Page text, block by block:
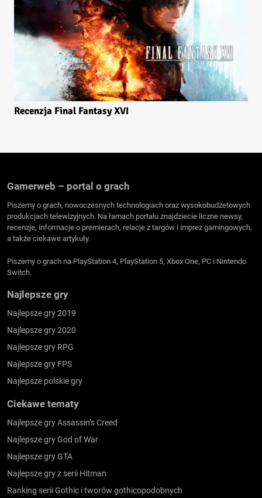
Recenzja Final Fantasy XVI
Gamerweb – portal o grach
Piszemy o grach, nowoczesnych technologiach oraz wysokobudżetowych
produkcjach telewizyjnych. Na łamach portalu znajdziecie liczne newsy,
recenzje, informacje o premierach, relacje z targów i imprez gamingowych,
a także ciekawe artykuły.
Piszemy o grach na PlayStation 4, PlayStation 5, Xbox One, PC i Nintendo
Switch.
Najlepsze gry
Najlepsze gry 2019
Najlepsze gry 2020
Najlepsze gry RPG
Najlepsze gry FPS
Najlepsze polskie gry
Ciekawe tematy
Najlepsze gry Assassin’s Creed
Najlepsze gry God of War
Najlepsze gry GTA
Najlepsze gry z serii Hitman
Ranking serii Gothic i tworów gothicopodobnych